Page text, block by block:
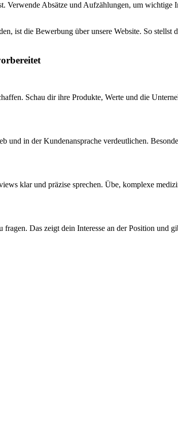
Verwende Absätze und Aufzählungen, um
ist die Bewerbung über unsere Website. So
Schau dir ihre Produkte, Werte und die
und in der Kundenansprache verdeutlichen.
klar und präzise sprechen. Übe, komplexe
Das zeigt dein Interesse an der Position und